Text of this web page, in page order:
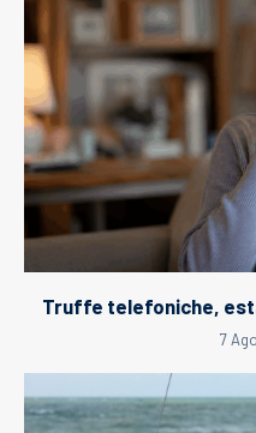
Truffe telefoniche,
7